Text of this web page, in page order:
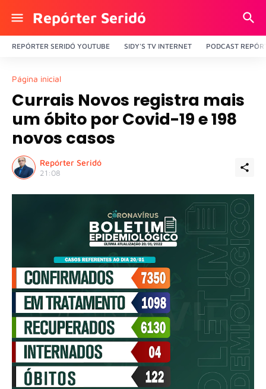
Repórter Seridó
REPÓRTER SERIDÓ YOUTUBE SIDY'S TV INTERNET PODCAST
Página inicial
Currais Novos registra mais
um óbito por Covid-19 e 198
novos casos
Repórter Seridó
21:08